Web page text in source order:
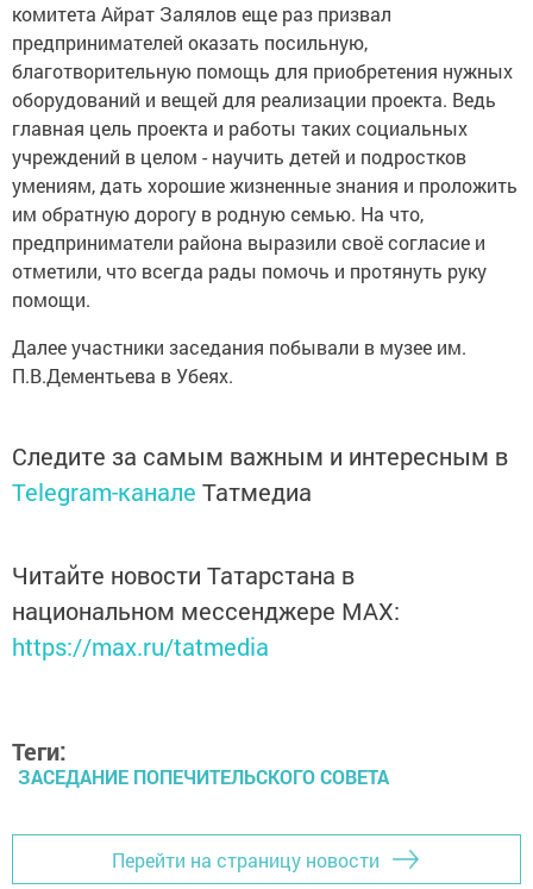
комитета Айрат Залялов еще раз призвал
предпринимателей оказать посильную,
благотворительную помощь для приобретения нужных
оборудований и вещей для реализации проекта. Ведь
главная цель проекта и работы таких социальных
учреждений в целом - научить детей и подростков
умениям, дать хорошие жизненные знания и проложить
им обратную дорогу в родную семью. На что,
предприниматели района выразили своё согласие и
отметили, что всегда рады помочь и протянуть руку
помощи.
Далее участники заседания побывали в музее им.
П.В.Дементьева в Убеях.
Следите за самым важным и интересным в
Telegram-канале Татмедиа
Читайте новости Татарстана в
национальном мессенджере MАХ:
https://max.ru/tatmedia
Теги:
ЗАСЕДАНИЕ ПОПЕЧИТЕЛЬСКОГО СОВЕТА
Перейти на страницу новости